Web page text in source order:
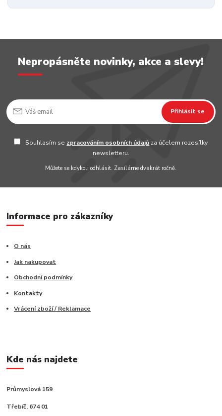
Nepropásněte novinky, akce a slevy!
Přihlásit se
Souhlasím se zpracováním osobních údajů za účelem rozesílky
newsletteru.
Můžete se kdykoli odhlásit. Zasíláme dvakrát ročně.
Informace pro zákazníky
O nás
Jak nakupovat
Obchodní podmínky
Kontakty
Vrácení zboží / Reklamace
Kde nás najdete
Průmyslová 159
Třebíč, 674 01